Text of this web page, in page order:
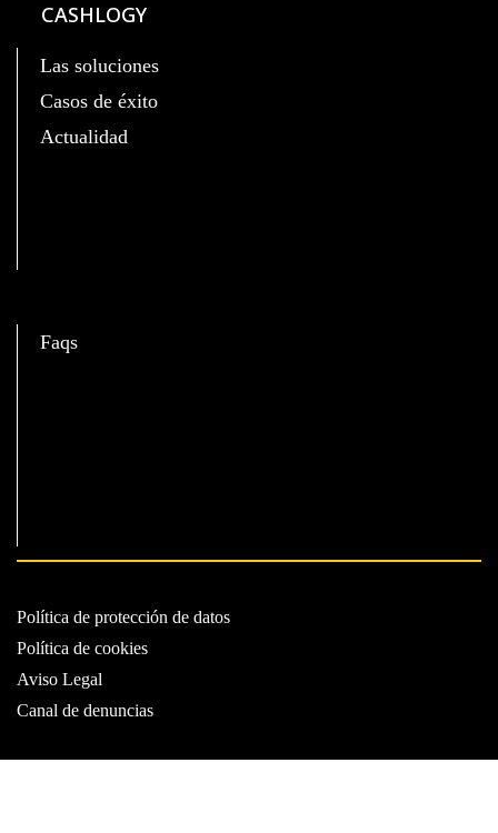
CASHLOGY
Las soluciones
Casos de éxito
Actualidad
Faqs
Política de protección de datos
Política de cookies
Aviso Legal
Canal de denuncias